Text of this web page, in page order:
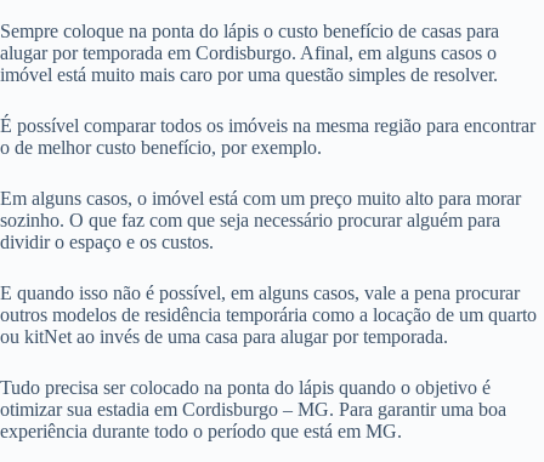
Sempre coloque na ponta do lápis o custo benefício de casas para
alugar por temporada em Cordisburgo. Afinal, em alguns casos o
imóvel está muito mais caro por uma questão simples de resolver.
É possível comparar todos os imóveis na mesma região para encontrar
o de melhor custo benefício, por exemplo.
Em alguns casos, o imóvel está com um preço muito alto para morar
sozinho. O que faz com que seja necessário procurar alguém para
dividir o espaço e os custos.
E quando isso não é possível, em alguns casos, vale a pena procurar
outros modelos de residência temporária como a locação de um quarto
ou kitNet ao invés de uma casa para alugar por temporada.
Tudo precisa ser colocado na ponta do lápis quando o objetivo é
otimizar sua estadia em Cordisburgo – MG. Para garantir uma boa
experiência durante todo o período que está em MG.